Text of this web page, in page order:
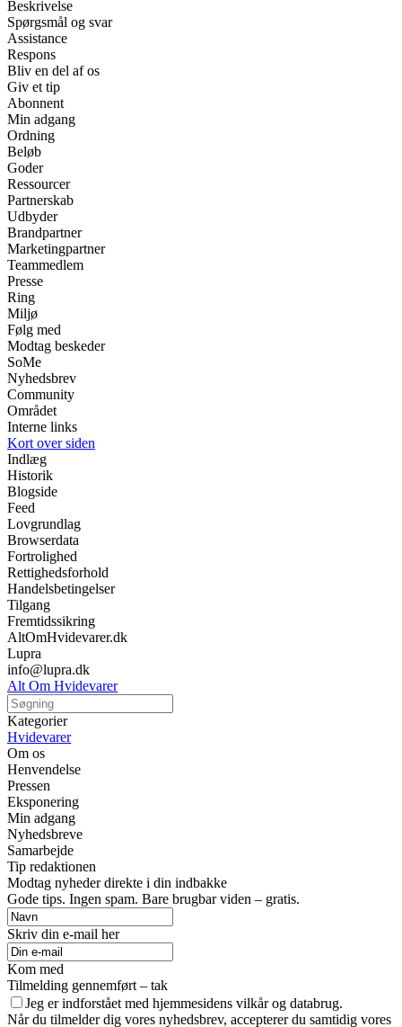
Beskrivelse
Spørgsmål og svar
Assistance
Respons
Bliv en del af os
Giv et tip
Abonnent
Min adgang
Ordning
Beløb
Goder
Ressourcer
Partnerskab
Udbyder
Brandpartner
Marketingpartner
Teammedlem
Presse
Ring
Miljø
Følg med
Modtag beskeder
SoMe
Nyhedsbrev
Community
Området
Interne links
Kort over siden
Indlæg
Historik
Blogside
Feed
Lovgrundlag
Browserdata
Fortrolighed
Rettighedsforhold
Handelsbetingelser
Tilgang
Fremtidssikring
AltOmHvidevarer.dk
Lupra
info@lupra.dk
Alt Om Hvidevarer
Kategorier
Hvidevarer
Om os
Henvendelse
Pressen
Eksponering
Min adgang
Nyhedsbreve
Samarbejde
Tip redaktionen
Modtag nyheder direkte i din indbakke
Gode tips. Ingen spam. Bare brugbar viden – gratis.
Skriv din e-mail her
Kom med
Tilmelding gennemført – tak
Jeg er indforstået med hjemmesidens vilkår og databrug.
Når du tilmelder dig vores nyhedsbrev, accepterer du samtidig vores